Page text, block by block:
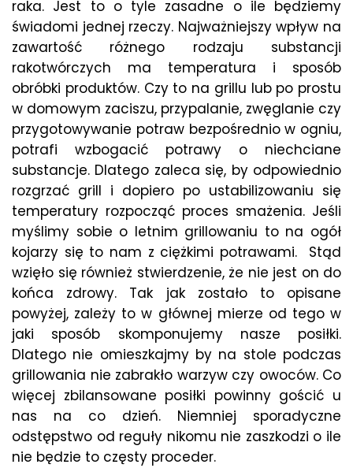
raka. Jest to o tyle zasadne o ile będziemy
świadomi jednej rzeczy. Najważniejszy wpływ na
zawartość różnego rodzaju substancji
rakotwórczych ma temperatura i sposób
obróbki produktów. Czy to na grillu lub po prostu
w domowym zaciszu, przypalanie, zwęglanie czy
przygotowywanie potraw bezpośrednio w ogniu,
potrafi wzbogacić potrawy o niechciane
substancje. Dlatego zaleca się, by odpowiednio
rozgrzać grill i dopiero po ustabilizowaniu się
temperatury rozpocząć proces smażenia. Jeśli
myślimy sobie o letnim grillowaniu to na ogół
kojarzy się to nam z ciężkimi potrawami. Stąd
wzięło się również stwierdzenie, że nie jest on do
końca zdrowy. Tak jak zostało to opisane
powyżej, zależy to w głównej mierze od tego w
jaki sposób skomponujemy nasze posiłki.
Dlatego nie omieszkajmy by na stole podczas
grillowania nie zabrakło warzyw czy owoców. Co
więcej zbilansowane posiłki powinny gościć u
nas na co dzień. Niemniej sporadyczne
odstępstwo od reguły nikomu nie zaszkodzi o ile
nie będzie to częsty proceder.